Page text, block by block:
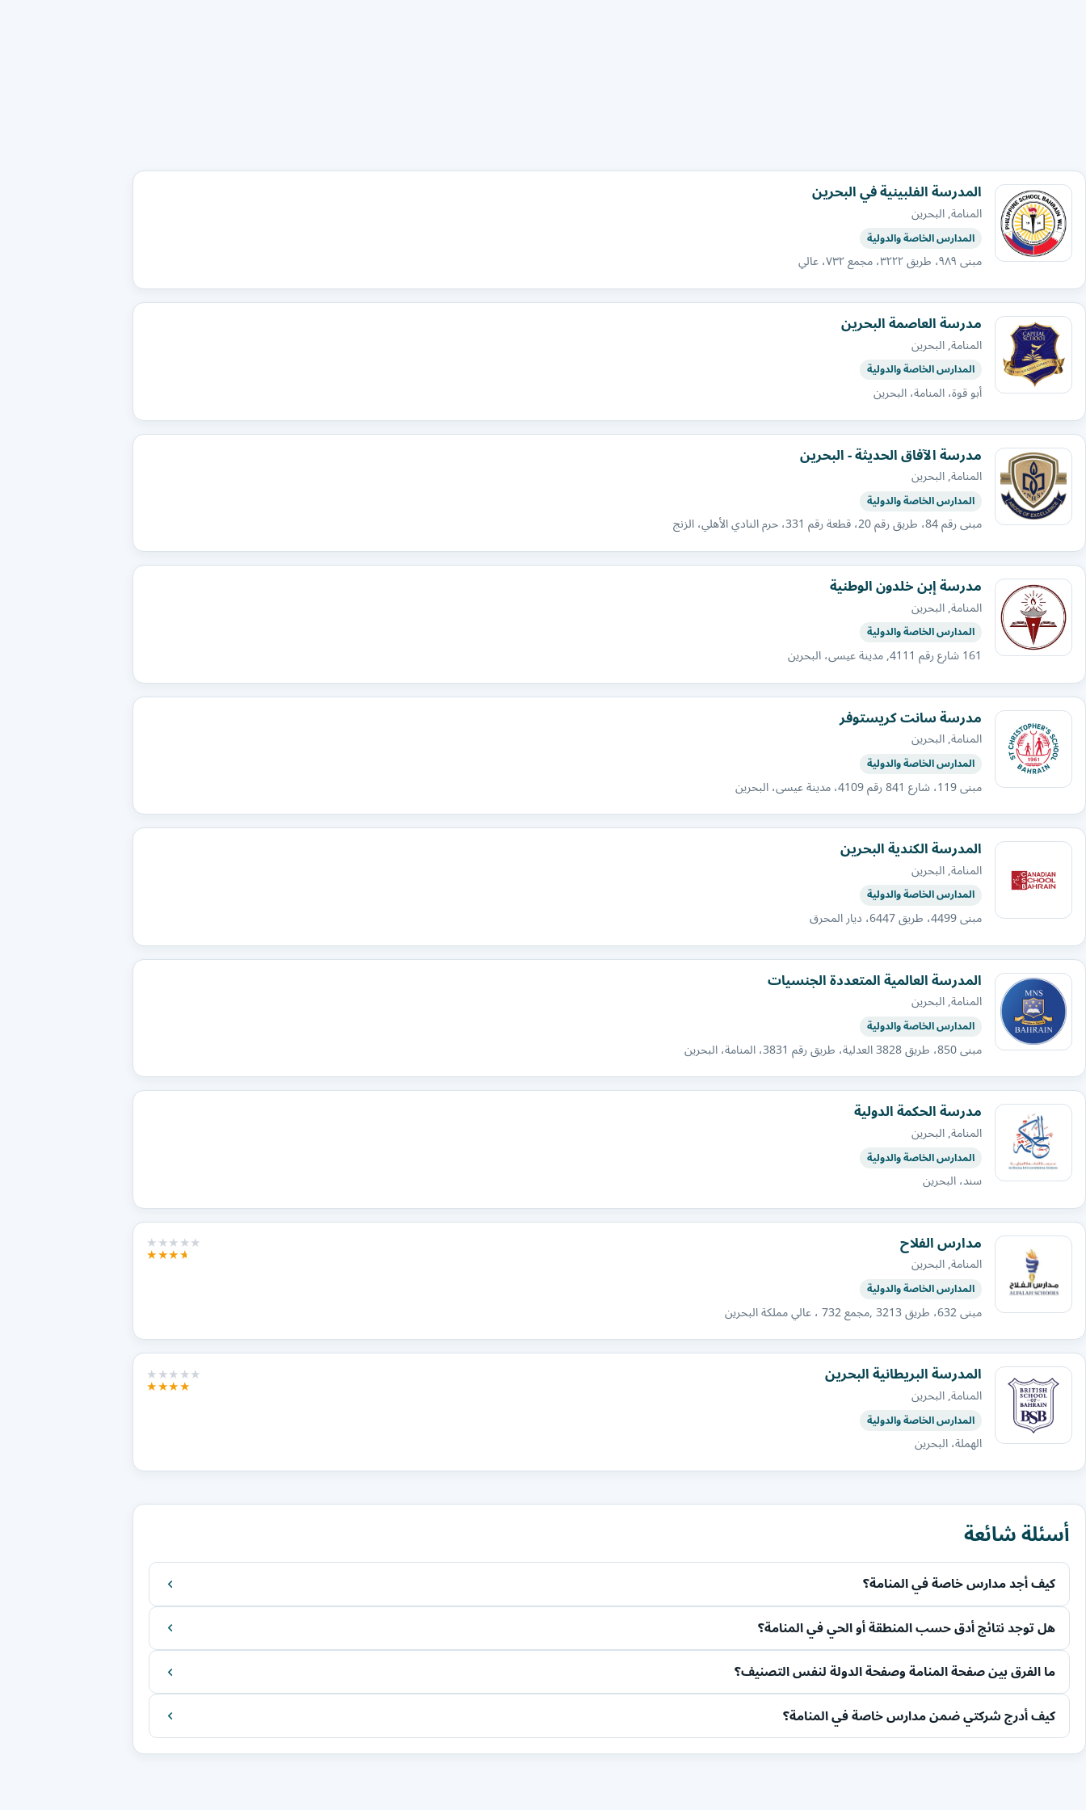
المدرسة الفلبينية في البحرين
المنامة, البحرين
المدارس الخاصة والدولية
مبنى ٩٨٩، طريق ٣٢٢٢، مجمع ٧٣٢، عالي
مدرسة العاصمة البحرين
المنامة, البحرين
المدارس الخاصة والدولية
أبو قوة، المنامة، البحرين
مدرسة الآفاق الحديثة - البحرين
المنامة, البحرين
المدارس الخاصة والدولية
مبنى رقم 84، طريق رقم 20، قطعة رقم 331، حرم النادي الأهلي، الزنج
مدرسة إبن خلدون الوطنية
المنامة, البحرين
المدارس الخاصة والدولية
161 شارع رقم 4111, مدينة عيسى، البحرين
مدرسة سانت كريستوفر
المنامة, البحرين
المدارس الخاصة والدولية
مبنى 119، شارع 841 رقم 4109، مدينة عيسى، البحرين
المدرسة الكندية البحرين
المنامة, البحرين
المدارس الخاصة والدولية
مبنى 4499، طريق 6447، ديار المحرق​
المدرسة العالمية المتعددة الجنسيات
المنامة, البحرين
المدارس الخاصة والدولية
مبنى 850، طريق 3828 العدلية، طريق رقم 3831، المنامة، البحرين
مدرسة الحكمة الدولية
المنامة, البحرين
المدارس الخاصة والدولية
سند، البحرين
مدارس الفلاح
المنامة, البحرين
المدارس الخاصة والدولية
مبنى 632، طريق 3213 ,مجمع 732 ، عالي مملكة البحرين
المدرسة البريطانية البحرين
المنامة, البحرين
المدارس الخاصة والدولية
الهملة، البحرين
أسئلة شائعة
كيف أجد مدارس خاصة في المنامة؟
هل توجد نتائج أدق حسب المنطقة أو الحي في المنامة؟
ما الفرق بين صفحة المنامة وصفحة الدولة لنفس التصنيف؟
كيف أدرج شركتي ضمن مدارس خاصة في المنامة؟